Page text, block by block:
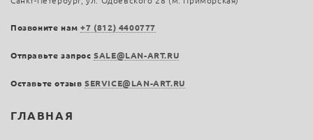
ГЛАВНАЯ
Позвоните нам+7 (812) 4400777
Отправьте запросSALE@LAN-ART.RU
Оставьте отзыв SERVICE@LAN-ART.RU